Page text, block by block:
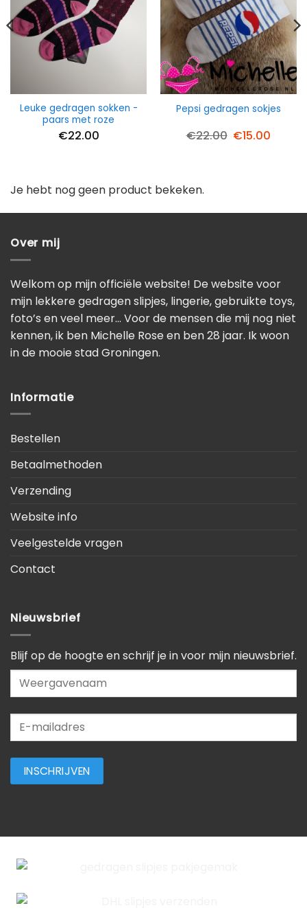
Leuke gedragen sokken -
paars met roze
€22.00
Pepsi gedragen sokjes
€22.00 €15.00
Je hebt nog geen product bekeken.
Over mij
Welkom op mijn officiële website! De website voor
mijn lekkere gedragen slipjes, lingerie, gebruikte toys,
foto’s en veel meer… Voor de mensen die mij nog niet
kennen, ik ben Michelle Rose en ben 28 jaar. Ik woon
in de mooie stad Groningen.
Informatie
Bestellen
Betaalmethoden
Verzending
Website info
Veelgestelde vragen
Contact
Nieuwsbrief
Blijf op de hoogte en schrijf je in voor mijn nieuwsbrief.